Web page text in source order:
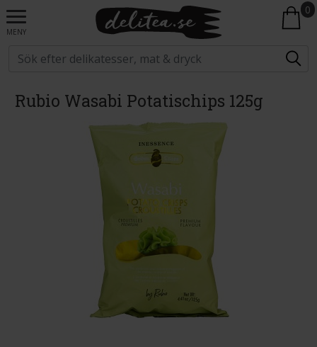
MENY
0
Rubio Wasabi Potatischips 125g